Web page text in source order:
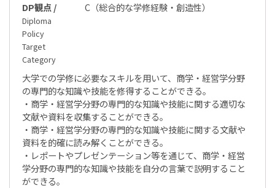
DP観点 /
Diploma
Policy
Target
Category
C（総合的な学修経験・創造性）
大学での学修に必要なスキルを用いて、商学・経営学分野
の専門的な知識や技能を修得することができる。
・商学・経営学分野の専門的な知識や技能に関する適切な
文献や資料を収集することができる。
・商学・経営学分野の専門的な知識や技能に関する文献や
資料を的確に読み解くことができる。
・レポートやプレゼンテーション等を通じて、商学・経営
学分野の専門的な知識や技能を自分の言葉で説明すること
ができる。